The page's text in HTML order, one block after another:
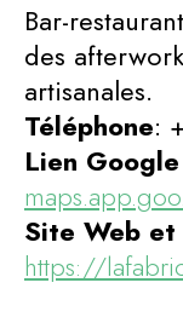
Bar-
des
artisanales.
Téléphone:
Lien
Site Web
https://